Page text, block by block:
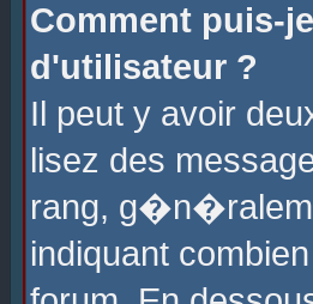
Comment puis-
d'utilisateur ?
Il peut y avoir
lisez des
rang,
indiquant